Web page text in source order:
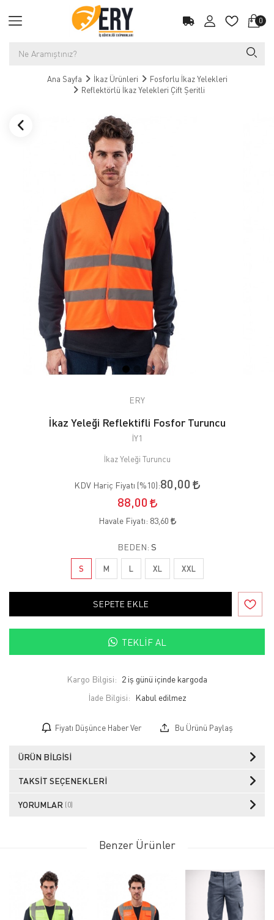
0
Ana Sayfa İkaz Ürünleri
Fosforlu İkaz Yelekleri
Reflektörlü İkaz Yelekleri Çift Şeritli
ERY
İkaz Yeleği Reflektifli Fosfor Turuncu
İY1
İkaz Yeleği Turuncu
KDV Hariç Fiyatı (%10):80,00
88,00
Havale Fiyatı: 83,60
BEDEN: S
S M L XL XXL
SEPETE EKLE
TEKLIF AL
Kargo Bilgisi: 2 iş günü içinde kargoda
İade Bilgisi:
Fiyatı Düşünce Haber Ver Bu Ürünü Paylaş
ÜRÜN BILGISI
TAKSIT SEÇENEKLERI
YORUMLAR (0)
Benzer Ürünler